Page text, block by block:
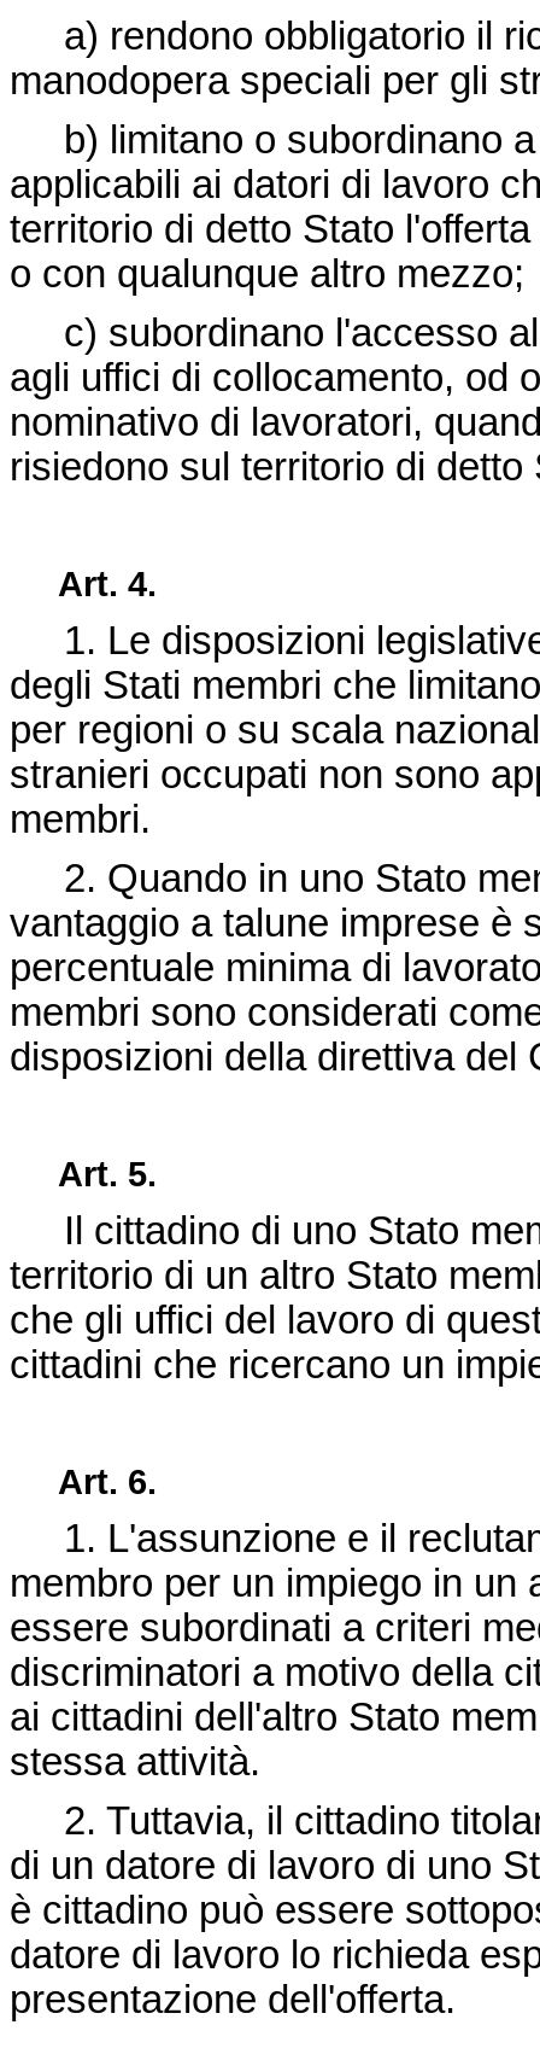
a) rendono obbligatorio il
manodopera speciali per gli
b) limitano o subordinano a
applicabili ai datori di lavoro
territorio di detto Stato
o con qualunque altro mezzo;
c) subordinano l'accesso
agli uffici di collocamento, od
nominativo di lavoratori,
risiedono sul territorio di detto
Art. 4.
1. Le disposizioni
degli Stati membri che
per regioni o su scala
stranieri occupati non sono
membri.
2. Quando in uno Stato
vantaggio a talune imprese è
percentuale minima di
membri sono considerati
disposizioni della direttiva del
Art. 5.
Il cittadino di uno Stato
territorio di un altro Stato
che gli uffici del lavoro di
cittadini che ricercano un
Art. 6.
1. L'assunzione e il
membro per un impiego in un
essere subordinati a criteri
discriminatori a motivo della
ai cittadini dell'altro Stato
stessa attività.
2. Tuttavia, il cittadino
di un datore di lavoro di uno
è cittadino può essere
datore di lavoro lo richieda
presentazione dell'offerta.